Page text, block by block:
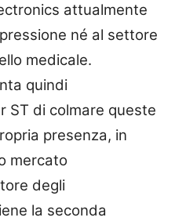
attualmente
né al settore
medicale.
quindi
ST di colmare queste
presenza, in
mercato
degli
la seconda